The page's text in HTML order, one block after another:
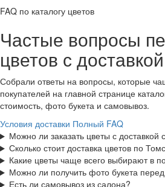
FAQ по каталогу цветов
Частые вопросы
цветов с
Собрали ответы на вопросы, которые
покупателей на главной странице
стоимость, фото букета и самовывоз.
Условия доставки Полный FAQ
Можно ли заказать цветы с доставкой
Сколько стоит доставка цветов по
Какие цветы чаще всего выбирают в
Можно ли получить фото букета
Есть ли самовывоз из салона?